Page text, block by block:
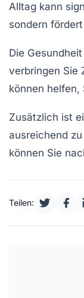
Alltag kann
sondern
Die Gesundheit
verbringen Sie
können helfen,
Zusätzlich ist
ausreichend
können Sie
Teilen: